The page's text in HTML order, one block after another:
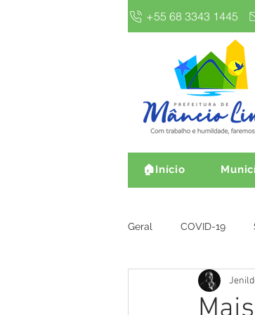
+55 68 3343 1445
🏠Início
Geral COVID-19
Gestão e Finanças